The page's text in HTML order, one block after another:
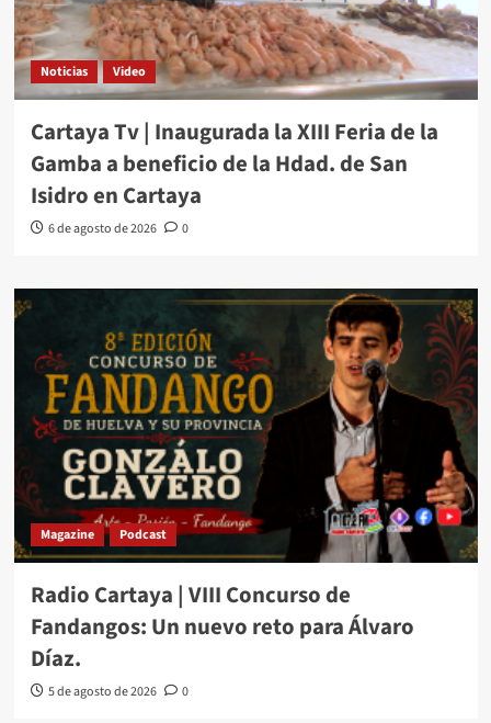
Noticias Video
Cartaya Tv | Inaugurada la XIII Feria de la
Gamba a beneficio de la Hdad. de San
Isidro en Cartaya
6 de agosto de 2026 0
Magazine Podcast
Radio Cartaya | VIII Concurso de
Fandangos: Un nuevo reto para Álvaro
Díaz.
5 de agosto de 2026 0